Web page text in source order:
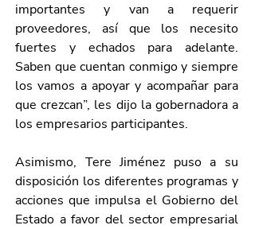
importantes y van a requerir
proveedores, así que los necesito
fuertes y echados para adelante.
Saben que cuentan conmigo y siempre
los vamos a apoyar y acompañar para
que crezcan”, les dijo la gobernadora a
los empresarios participantes.
Asimismo, Tere Jiménez puso a su
disposición los diferentes programas y
acciones que impulsa el Gobierno del
Estado a favor del sector empresarial